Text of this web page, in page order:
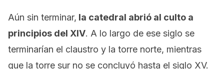
Aún sin terminar, la catedral abrió al culto a
principios del XIV. A lo largo de ese siglo se
terminarían el claustro y la torre norte, mientras
que la torre sur no se concluyó hasta el siglo XV.